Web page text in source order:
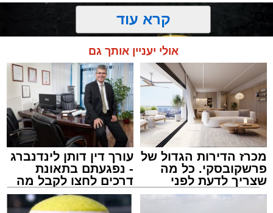
קרא עוד
אולי יעניין אותך גם
מכרז הדירות הגדול של
פרשקובסקי. כל מה
שצריך לדעת לפני
שמגישים הצעה לדירה
עורך דין דותן לינדנברג
- נפגעתם בתאונת
דרכים לחצו לקבל מה
שמגיע לכם